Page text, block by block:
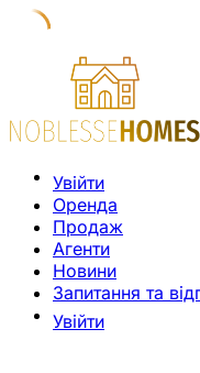
Увійти
Оренда
Продаж
Агенти
Новини
Запитання та
Увійти